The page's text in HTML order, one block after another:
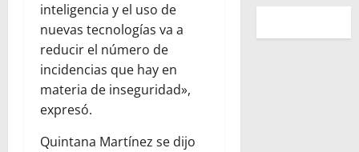
inteligencia y el uso de
nuevas tecnologías va a
reducir el número de
incidencias que hay en
materia de inseguridad»,
expresó.
Quintana Martínez se dijo